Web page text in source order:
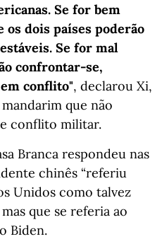
Se for bem
os dois países poderão
Se for mal
confrontar-se,
conflito", declarou Xi,
que não
conflito militar.
Branca respondeu nas
chinês “referiu
Unidos como talvez
que se referia ao
Biden.